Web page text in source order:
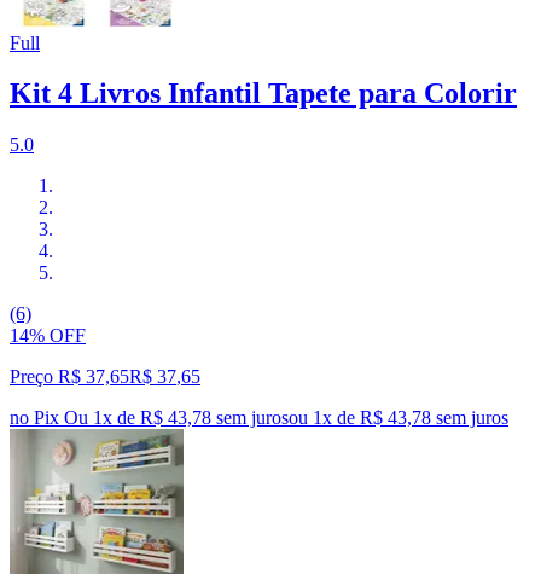
Full
Kit 4 Livros Infantil Tapete para Colorir
5.0
(6)
14% OFF
Preço R$ 37,65R$ 37,65
no Pix Ou 1x de R$ 43,78 sem jurosou 1x de R$ 43,78 sem juros